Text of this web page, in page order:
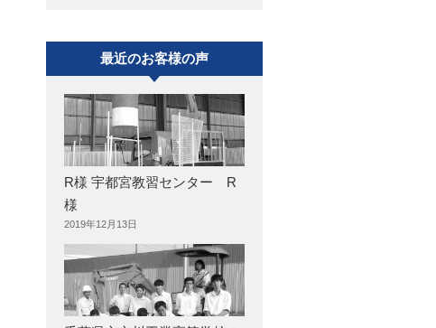
最近のお客様の声
R様 宇都宮教習センター R
様
2019年12月13日